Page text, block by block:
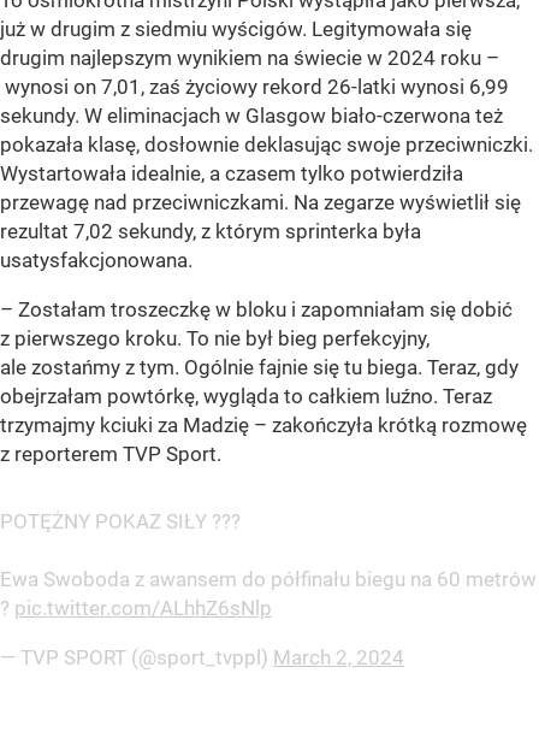
już w drugim z siedmiu wyścigów. Legitymowała się
drugim najlepszym wynikiem na świecie w 2024 roku –
wynosi on 7,01, zaś życiowy rekord 26-latki wynosi 6,99
sekundy. W eliminacjach w Glasgow biało-czerwona też
pokazała klasę, dosłownie deklasując swoje przeciwniczki.
Wystartowała idealnie, a czasem tylko potwierdziła
przewagę nad przeciwniczkami. Na zegarze wyświetlił się
rezultat 7,02 sekundy, z którym sprinterka była
usatysfakcjonowana.
– Zostałam troszeczkę w bloku i zapomniałam się dobić
z pierwszego kroku. To nie był bieg perfekcyjny,
ale zostańmy z tym. Ogólnie fajnie się tu biega. Teraz, gdy
obejrzałam powtórkę, wygląda to całkiem luźno. Teraz
trzymajmy kciuki za Madzię – zakończyła krótką rozmowę
z reporterem TVP Sport.
POTĘŻNY POKAZ SIŁY ???
Ewa Swoboda z awansem do półfinału biegu na 60 metrów
? pic.twitter.com/ALhhZ6sNlp
— TVP SPORT (@sport_tvppl) March 2, 2024